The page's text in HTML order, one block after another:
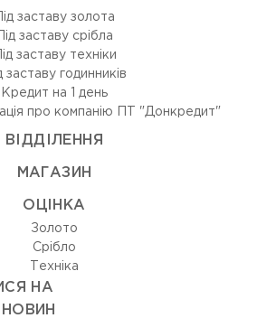
Під заставу золота
Під заставу срібла
заставу техніки
заставу годинників
Кредит на 1 день
про компанію ПТ "Донкредит"
ВIДДIЛЕННЯ
МАГАЗИН
ОЦIНКА
Золото
Срiбло
Технiка
НА